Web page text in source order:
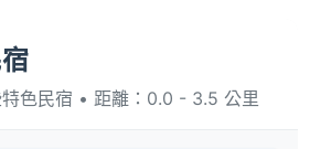
色民宿 • 距離：0.0 - 3.5 公里